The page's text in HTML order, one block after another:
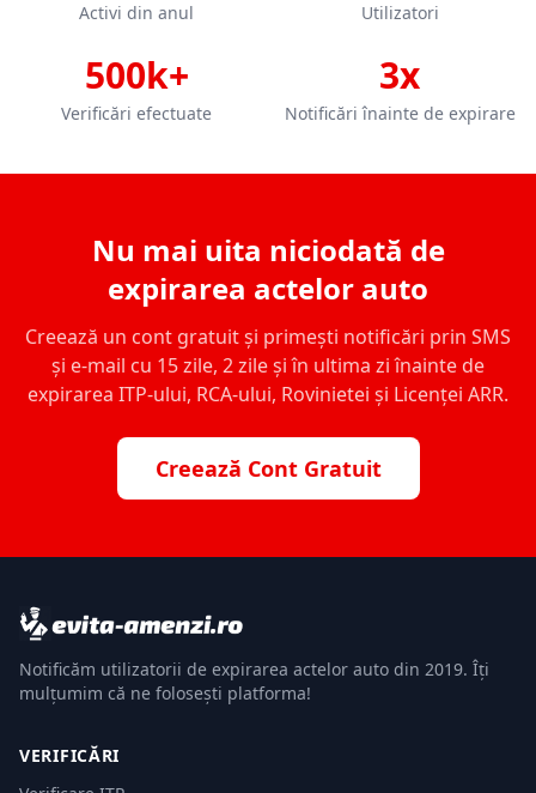
Activi din anul Utilizatori
500k+
Verificări efectuate
3x
Notificări înainte de expirare
Nu mai uita niciodată de
expirarea actelor auto
Creează un cont gratuit și primești notificări prin SMS
și e-mail cu 15 zile, 2 zile și în ultima zi înainte de
expirarea ITP-ului, RCA-ului, Rovinietei și Licenței ARR.
Creează Cont Gratuit
Notificăm utilizatorii de expirarea actelor auto din 2019. Îți
mulțumim că ne folosești platforma!
VERIFICĂRI